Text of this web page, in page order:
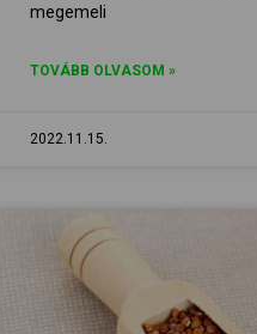
megemeli
TOVÁBB OLVASOM »
2022.11.15.